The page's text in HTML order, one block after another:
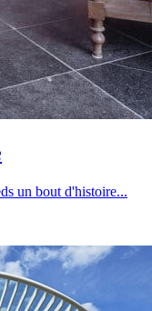
un bout d'histoire...